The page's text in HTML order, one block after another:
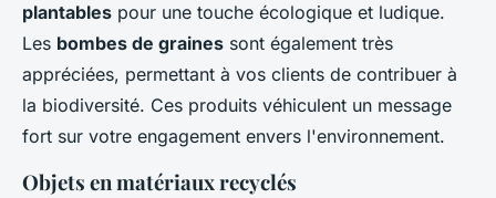
plantables pour une touche écologique et ludique.
Les bombes de graines sont également très
appréciées, permettant à vos clients de contribuer à
la biodiversité. Ces produits véhiculent un message
fort sur votre engagement envers l'environnement.
Objets en matériaux recyclés